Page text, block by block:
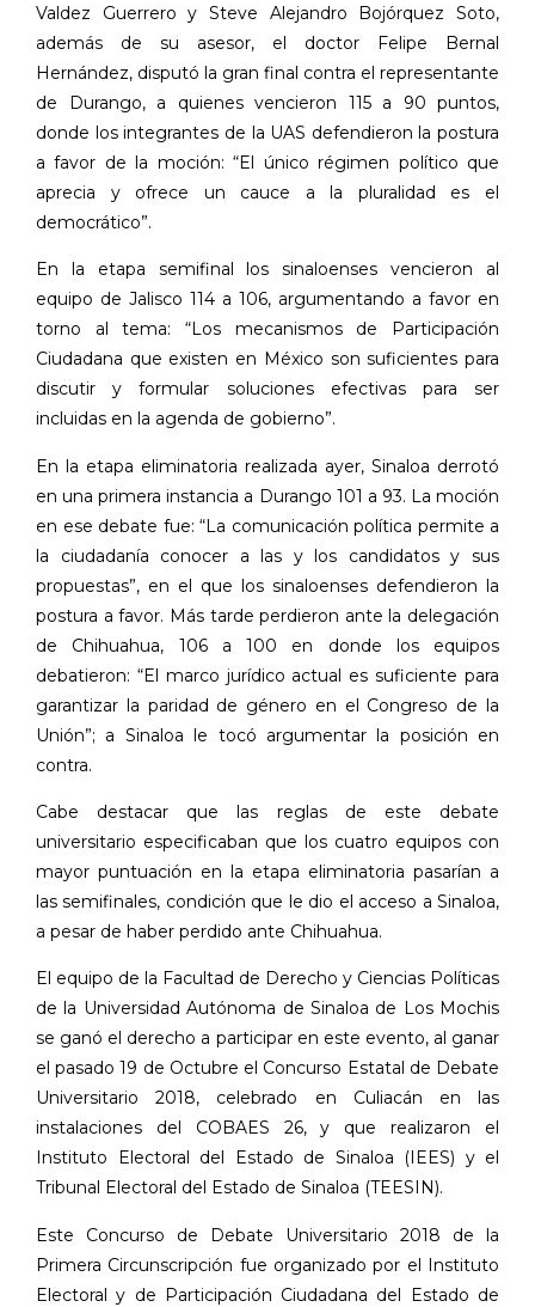
Valdez Guerrero y Steve Alejandro Bojórquez Soto,
además de su asesor, el doctor Felipe Bernal
Hernández, disputó la gran final contra el representante
de Durango, a quienes vencieron 115 a 90 puntos,
donde los integrantes de la UAS defendieron la postura
a favor de la moción: “El único régimen político que
aprecia y ofrece un cauce a la pluralidad es el
democrático”.
En la etapa semifinal los sinaloenses vencieron al
equipo de Jalisco 114 a 106, argumentando a favor en
torno al tema: “Los mecanismos de Participación
Ciudadana que existen en México son suficientes para
discutir y formular soluciones efectivas para ser
incluidas en la agenda de gobierno”.
En la etapa eliminatoria realizada ayer, Sinaloa derrotó
en una primera instancia a Durango 101 a 93. La moción
en ese debate fue: “La comunicación política permite a
la ciudadanía conocer a las y los candidatos y sus
propuestas”, en el que los sinaloenses defendieron la
postura a favor. Más tarde perdieron ante la delegación
de Chihuahua, 106 a 100 en donde los equipos
debatieron: “El marco jurídico actual es suficiente para
garantizar la paridad de género en el Congreso de la
Unión”; a Sinaloa le tocó argumentar la posición en
contra.
Cabe destacar que las reglas de este debate
universitario especificaban que los cuatro equipos con
mayor puntuación en la etapa eliminatoria pasarían a
las semifinales, condición que le dio el acceso a Sinaloa,
a pesar de haber perdido ante Chihuahua.
El equipo de la Facultad de Derecho y Ciencias Políticas
de la Universidad Autónoma de Sinaloa de Los Mochis
se ganó el derecho a participar en este evento, al ganar
el pasado 19 de Octubre el Concurso Estatal de Debate
Universitario 2018, celebrado en Culiacán en las
instalaciones del COBAES 26, y que realizaron el
Instituto Electoral del Estado de Sinaloa (IEES) y el
Tribunal Electoral del Estado de Sinaloa (TEESIN).
Este Concurso de Debate Universitario 2018 de la
Primera Circunscripción fue organizado por el Instituto
Electoral y de Participación Ciudadana del Estado de